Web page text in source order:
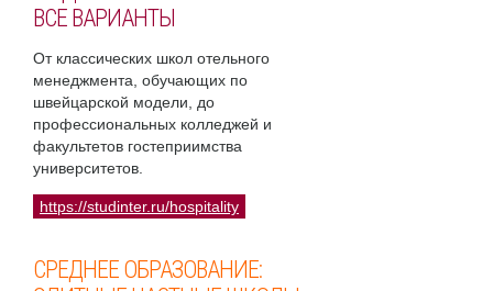
ВСЕ ВАРИАНТЫ
От классических школ отельного
менеджмента, обучающих по
швейцарской модели, до
профессиональных колледжей и
факультетов гостеприимства
университетов.
https://studinter.ru/hospitality
СРЕДНЕЕ ОБРАЗОВАНИЕ: